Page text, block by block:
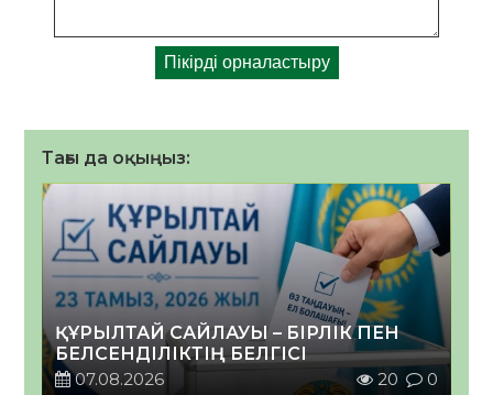
Тағы да оқыңыз:
ҚҰРЫЛТАЙ САЙЛАУЫ – БІРЛІК ПЕН
БЕЛСЕНДІЛІКТІҢ БЕЛГІСІ
07.08.2026
20 0